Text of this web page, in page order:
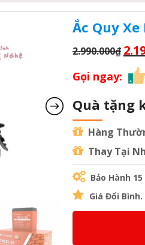
Ắc Quy
2.990.000₫
Gọi ngay:
Quà tặng
Hàng
Thay Tại
Bảo Hành
Giá Đổi Bình.